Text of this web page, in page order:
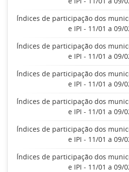
Índices de participação dos
e IPI - 11/01 a 09/
Índices de participação dos
e IPI - 11/01 a 09/
Índices de participação dos
e IPI - 11/01 a 09/
Índices de participação dos
e IPI - 11/01 a 09/
Índices de participação dos
e IPI - 11/01 a 09/
Índices de participação dos
e IPI - 11/01 a 09/